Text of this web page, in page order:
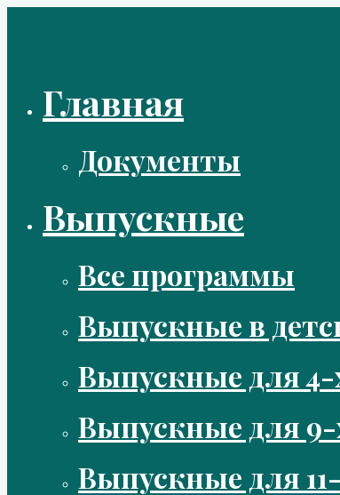
Главная
Документы
Выпускные
Все программы
Выпускные в
Выпускные для 4-
Выпускные для 9-
Выпускные для